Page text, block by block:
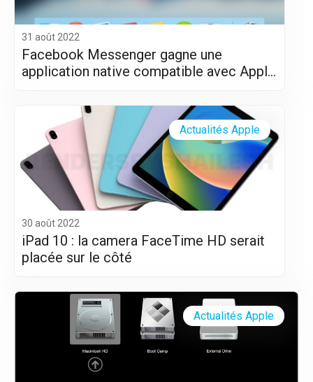
31 août 2022
Facebook Messenger gagne une
application native compatible avec Apple
30 août 2022
iPad 10 : la camera FaceTime HD serait
placée sur le côté
Actualités Apple
Actualités Apple